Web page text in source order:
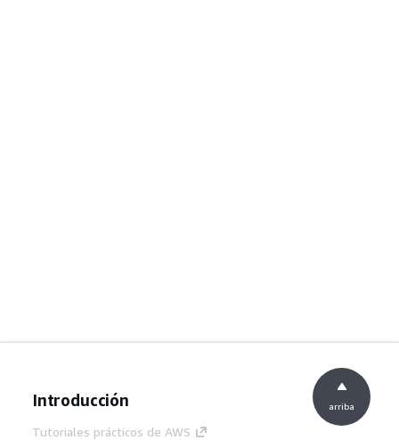
Introducción
Tutoriales prácticos de AWS
arriba